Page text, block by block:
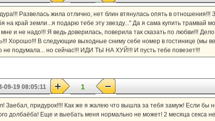
Развелась жила отлично, нет блин втянулась опять в
на край земли...я подарю тебе эту звезду..." Да я сама купить трамвай
и не надо!!! Я ведь доверилась, поверила так сказать по любви!!!
Хорошо!!! В следующие выходные сниму себе номер в гостинице (мы
не подумала... но сейчас!!! ИДИ ТЫ НА ХУЙ!!! И пусть тебе повезет!!!
09-19 08:05:11 1
Заебал, придурок!!!! Как же я жалею что вышла за тебя замуж! Если бы
долбаёба! Еще и выебать меня нормально не может! 2 месяца секса